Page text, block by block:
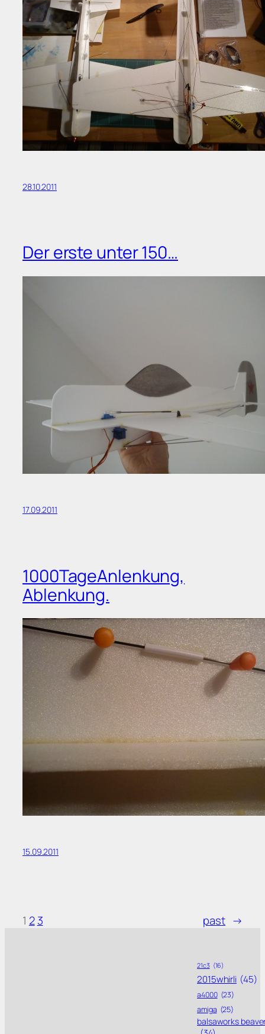
28.10.2011
Der erste unter 150…
17.09.2011
1000TageAnlenkung,
Ablenkung.
15.09.2011
1 2 3 past →
21c3 (16)
2015whirli (45)
a4000 (23)
amiga (25)
balsaworks